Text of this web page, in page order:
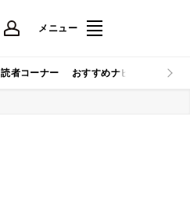
メニュー
読者コーナー おすすめナビ マイナビ